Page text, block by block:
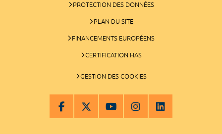
PROTECTION DES DONNÉES
PLAN DU SITE
FINANCEMENTS EUROPÉENS
CERTIFICATION HAS
GESTION DES COOKIES